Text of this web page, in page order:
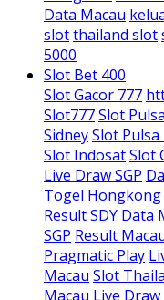
Data Macau
slotthailand slot
5000
Slot Bet 400
Slot Gacor 777
Slot777Slot
SidneySlot
Slot IndosatSlot
Live Draw SGP
Togel Hongkong
Result SDY Data
SGP Result
Pragmatic Play
Macau Slot
Macau Live